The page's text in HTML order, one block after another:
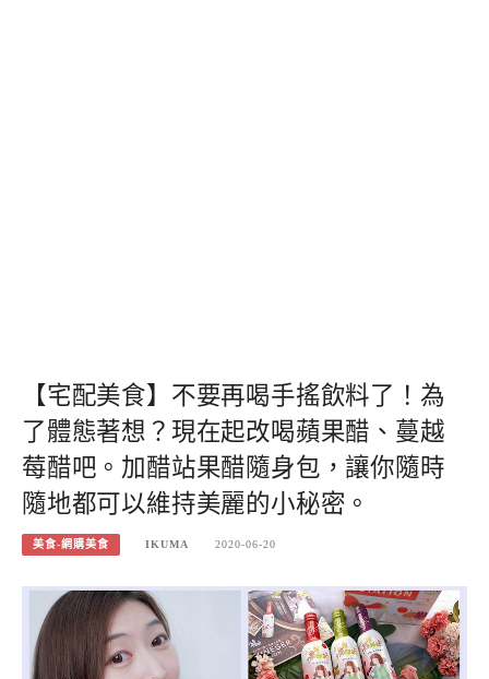
【宅配美食】不要再喝手搖飲料了！為
了體態著想？現在起改喝蘋果醋、蔓越
莓醋吧。加醋站果醋隨身包，讓你隨時
隨地都可以維持美麗的小秘密。
美食-網購美食 IKUMA 2020-06-20